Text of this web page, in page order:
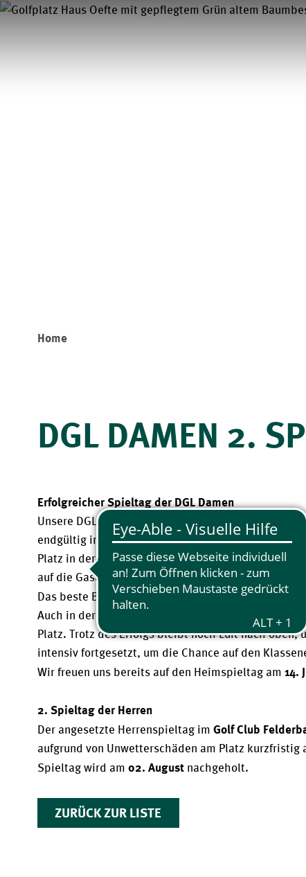
Home
DGL DAMEN 2.
Erfolgreicher Spieltag der DGL Damen
Unsere DGL‑Damenmannschaft ist am gestrigen
endgültig in der Oberliga angekommen und konnte
Platz in der Tageswertung sichern – mit
auf die Gastgeberinnen.
Das beste Bruttoergebnis des Tages ging mit 8 über
Auch in der Gesamtwertung kletterte das Team auf
Platz. Trotz des Erfolgs bleibt noch Luft nach oben,
intensiv fortgesetzt, um die Chance auf den
Wir freuen uns bereits auf den Heimspieltag am 14.
2. Spieltag der Herren
Der angesetzte Herrenspieltag im Golf Club
aufgrund von Unwetterschäden am Platz kurzfristig
Spieltag wird am 02. Augustnachgeholt.
ZURÜCK ZUR LISTE